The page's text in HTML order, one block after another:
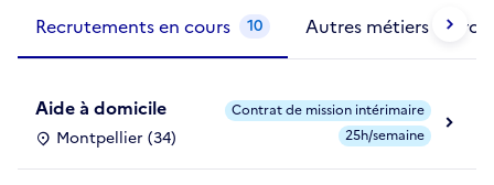
Recrutements en cours 10 Autres métiers
Aide à domicile
Montpellier (34)
Contrat de mission intérimaire
25h/semaine